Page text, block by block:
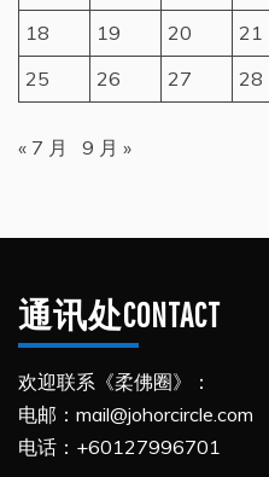
18
19 20 21
25
26 27 28
« 7 月 9 月 »
通讯处CONTACT
欢迎联系《柔佛圈》：
电邮：mail@johorcircle.com
电话：+60127996701